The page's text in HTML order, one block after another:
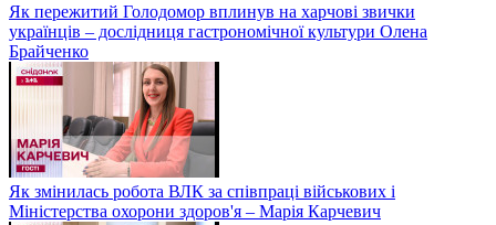
Як пережитий Голодомор вплинув на харчові звички
українців – дослідниця гастрономічної культури Олена
Брайченко
Як змінилась робота ВЛК за співпраці військових і
Міністерства охорони здоров'я – Марія Карчевич